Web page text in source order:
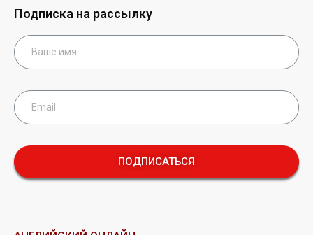
Подписка на рассылку
ПОДПИСАТЬСЯ